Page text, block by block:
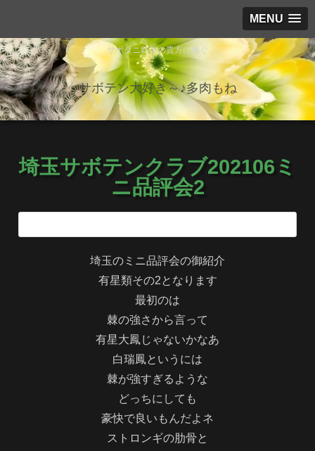
MENU
サボタニ好きの貴方に捧ぐ
サボテン大好き～♪多肉もね
埼玉サボテンクラブ202106ミ
ニ品評会2
埼玉のミニ品評会の御紹介
有星類その2となります
最初のは
棘の強さから言って
有星大鳳じゃないかなあ
白瑞鳳というには
棘が強すぎるような
どっちにしても
豪快で良いもんだよネ
ストロンギの肋骨と